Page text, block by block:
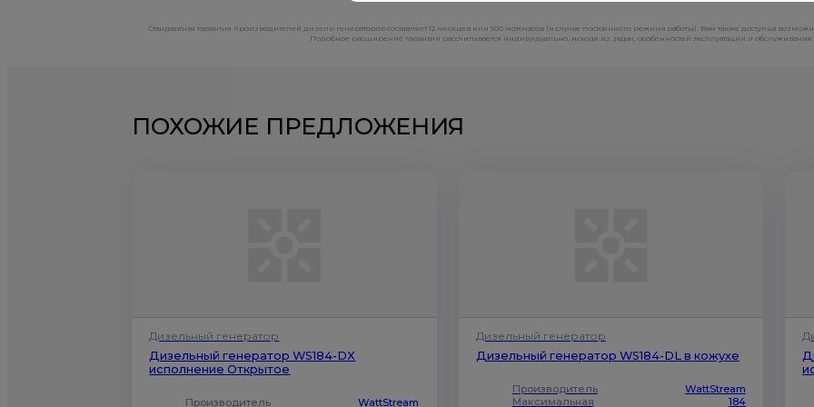
Стандартная гарантия производителей дизель-генераторов составляет 12 месяцев или 500 моточасов (в случае постоянного режима работы). Вам также доступна
Подобное расширение гарантии рассчитывается индивидуально, исходя из задач, особенностей эксплуатации и обслуживания
ПОХОЖИЕ ПРЕДЛОЖЕНИЯ
Дизельный генератор
Дизельный генератор WS184-DX
исполнение Открытое
Производитель WattStream
Дизельный генератор
Дизельный генератор WS184-DL в кожухе
Производитель
WattStream
Максимальная
184